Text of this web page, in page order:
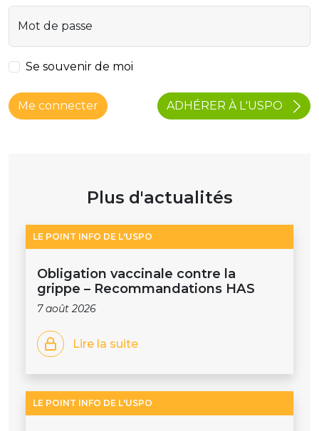
Mot de passe
Se souvenir de moi
Me connecter ADHÉRER À L'USPO
Plus d'actualités
LE POINT INFO DE L'USPO
Obligation vaccinale contre la
grippe – Recommandations HAS
7 août 2026
Lire la suite
LE POINT INFO DE L'USPO